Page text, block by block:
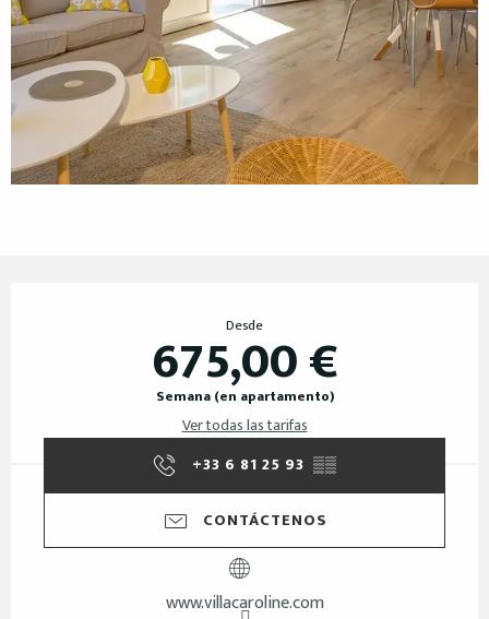
Desde
675,00 €
Semana (en apartamento)
Ver todas las tarifas
+33 6 81 25 93 ▒▒
CONTÁCTENOS
www.villacaroline.com